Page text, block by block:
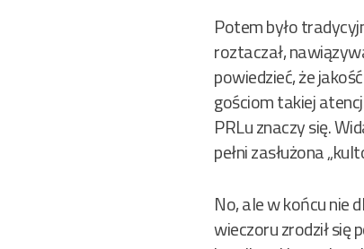
Potem było
roztaczał,
powiedzieć, że
gościom takiej
PRLu znaczy się.
pełni zasłużona
No, ale w końcu nie
wieczoru zrodził się